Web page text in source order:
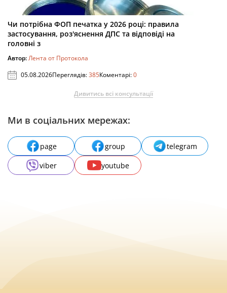
Чи потрібна ФОП печатка у 2026 році: правила
застосування, роз'яснення ДПС та відповіді на
головні з
Автор:Лента от Протокола
05.08.2026Переглядів:385Коментарі:0
Дивитись всі консультації
Ми в соціальних мережах:
page group
telegram
viber
youtube